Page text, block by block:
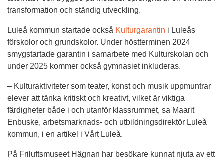
transformation och ständig utveckling.
Luleå kommun startade också Kulturgarantin i Luleås
förskolor och grundskolor. Under höstterminen 2024
smygstartade garantin i samarbete med Kulturskolan och
under 2025 kommer också gymnasiet inkluderas.
– Kulturaktiviteter som teater, konst och musik uppmuntrar
elever att tänka kritiskt och kreativt, vilket är viktiga
färdigheter både i och utanför klassrummet, sa Maarit
Enbuske, arbetsmarknads- och utbildningsdirektör Luleå
kommun, i en artikel i Vårt Luleå.
På Friluftsmuseet Hägnan har besökare kunnat njuta av ett